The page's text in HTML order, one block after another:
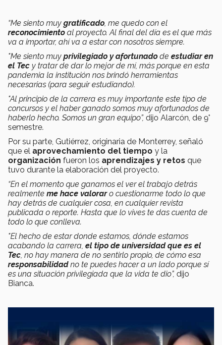
“Me siento muy gratificado, me quedo con el
reconocimiento al proyecto.Al final del día es el que más
va a importar, ahí va a estar con nosotros siempre.
"Me siento muy privilegiado y afortunado de estudiar en
el Tec y tratar de dar lo mejor de mí, más porque en esta
pandemia la institución nos brindó herramientas
necesarias (para seguir estudiando).
"Al principio de la carrera es muy importante este tipo de
concursos y el haber ganado somos muy afortunados de
haberlo hecho. Somos un gran equipo”, dijo Alarcón, de 9°
semestre.
Por su parte, Gutiérrez, originaria de Monterrey, señaló
que el aprovechamiento del tiempo y la
organización fueron los aprendizajes y retos que
tuvo durante la elaboración del proyecto.
“En el momento que ganamos el ver el trabajo detrás
realmente me hace valoraro cuestionarme todo lo que
hay detrás de cualquier cosa, en cualquier revista
publicada o reporte. Hasta que lo vives te das cuenta de
todo lo que conlleva.
"El hecho de estar donde estamos, dónde estamos
acabando la carrera, el tipo de universidad que es el
Tec, no hay manera de no sentirlo propio, de cómo esa
responsabilidadno te puedes hacer a un lado porque sí
es una situación privilegiada que la vida te dio”, dijo
Bianca.